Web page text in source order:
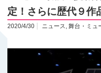
定！さらに歴代９作
2020/4/30 ニュース, 舞台・ミュ